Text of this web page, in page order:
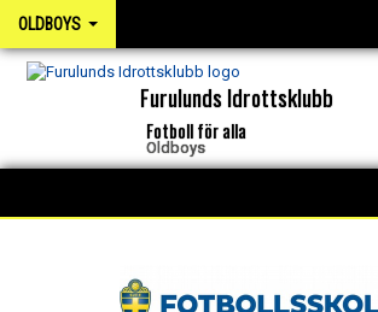
OLDBOYS
Furulunds Idrottsklubb
Fotboll för alla
Oldboys